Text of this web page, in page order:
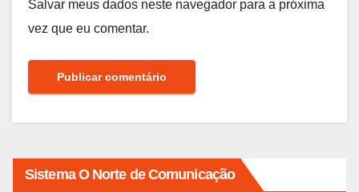
Salvar meus dados neste navegador para a próxima
vez que eu comentar.
Sistema O Norte de Comunicação